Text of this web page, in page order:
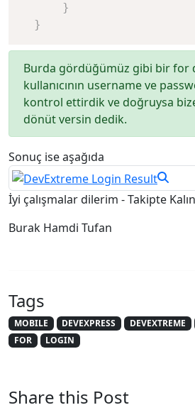
}
}
Burda gördüğümüz gibi bir for
kullanıcının username ve
kontrol ettirdik ve doğruysa
dönüt versin dedik.
Sonuç ise aşağıda
İyi çalışmalar dilerim - Takipte Kalın
Burak Hamdi Tufan
Tags
MOBILE DEVEXPRESS DEVEXTREME
FOR
LOGIN
Share this Post